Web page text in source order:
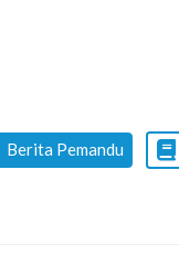
Berita Pemandu